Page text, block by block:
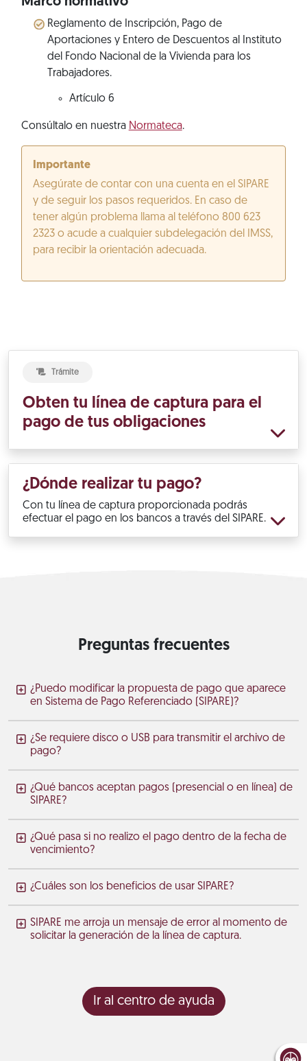
Reglamento de Inscripción, Pago de
Aportaciones y Entero de Descuentos al Instituto
del Fondo Nacional de la Vivienda para los
Trabajadores.
Artículo 6
Consúltalo en nuestra Normateca.
Importante
Asegúrate de contar con una cuenta en el SIPARE
y de seguir los pasos requeridos. En caso de
tener algún problema llama al teléfono 800 623
2323 o acude a cualquier subdelegación del IMSS,
para recibir la orientación adecuada.
Trámite
Obten tu línea de captura para el
pago de tus obligaciones
¿Dónde realizar tu pago?
Con tu línea de captura proporcionada podrás
efectuar el pago en los bancos a través del SIPARE.
Preguntas frecuentes
¿Puedo modificar la propuesta de pago que aparece
en Sistema de Pago Referenciado (SIPARE)?
¿Se requiere disco o USB para transmitir el archivo de
pago?
¿Qué bancos aceptan pagos (presencial o en línea) de
SIPARE?
¿Qué pasa si no realizo el pago dentro de la fecha de
vencimiento?
¿Cuáles son los beneficios de usar SIPARE?
SIPARE me arroja un mensaje de error al momento de
solicitar la generación de la línea de captura.
Ir al centro de ayuda